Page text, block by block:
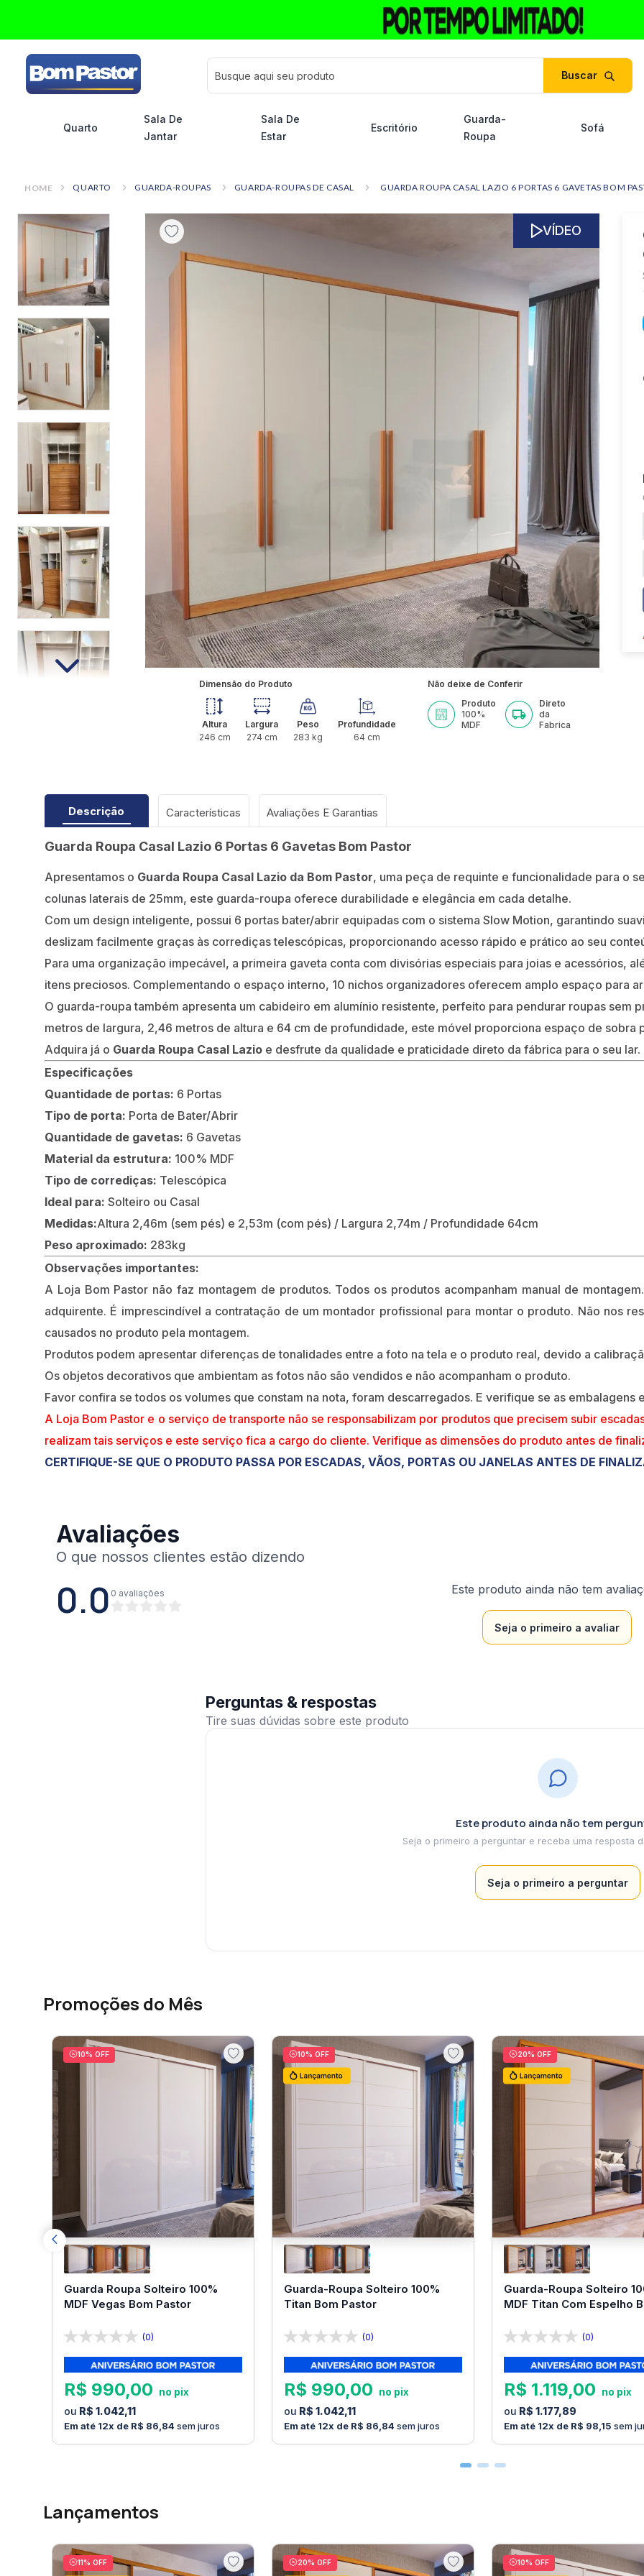
Busque aqui seu produto
Quarto
Sala De
Jantar
Sala De
Estar
Escritório
Guarda-
Roupa
Sofá
QUARTO GUARDA-ROUPAS GUARDA-ROUPAS DE CASAL GUARDA ROUPA CASAL LAZIO 6 PORTAS 6 GAVETAS BOM
VÍDEO
Dimensão do Produto
Altura
246 cm
Largura
274 cm
Peso
283 kg
Profundidade
64 cm
Não deixe de Conferir
Produto
100%
MDF
Direto
da
Fabrica
Descrição Características
Guarda Roupa Casal Lazio 6 Portas 6 Gavetas Bom Pastor
Apresentamos o Guarda Roupa Casal Lazio da Bom Pastor, uma peça de requinte e funcionalidade para o
colunas laterais de 25mm, este guarda-roupa oferece durabilidade e elegância em cada detalhe.
Com um design inteligente, possui 6 portas bater/abrir equipadas com o sistema Slow Motion, garantindo
deslizam facilmente graças às corrediças telescópicas, proporcionando acesso rápido e prático ao seu
Para uma organização impecável, a primeira gaveta conta com divisórias especiais para joias e acessórios,
itens preciosos. Complementando o espaço interno, 10 nichos organizadores oferecem amplo espaço para
O guarda-roupa também apresenta um cabideiro em alumínio resistente, perfeito para pendurar roupas sem
metros de largura, 2,46 metros de altura e 64 cm de profundidade, este móvel proporciona espaço de sobra
Adquira já o Guarda Roupa Casal Lazio e desfrute da qualidade e praticidade direto da fábrica para o seu lar.
Especificações
Quantidade de portas: 6 Portas
Tipo de porta: Porta de Bater/Abrir
Quantidade de gavetas: 6 Gavetas
Material da estrutura: 100% MDF
Tipo de corrediças: Telescópica
Ideal para: Solteiro ou Casal
Medidas:Altura 2,46m (sem pés) e 2,53m (com pés) / Largura 2,74m / Profundidade 64cm
Peso aproximado: 283kg
Observações importantes:
A Loja Bom Pastor não faz montagem de produtos. Todos os produtos acompanham manual de
adquirente. É imprescindível a contratação de um montador profissional para montar o produto. Não nos
causados no produto pela montagem.
Produtos podem apresentar diferenças de tonalidades entre a foto na tela e o produto real, devido a
Os objetos decorativos que ambientam as fotos não são vendidos e não acompanham o produto.
Favor confira se todos os volumes que constam na nota, foram descarregados. E verifique se as
A Loja Bom Pastor e o serviço de transporte não se responsabilizam por produtos que precisem subir
realizam tais serviços e este serviço fica a cargo do cliente. Verifique as dimensões do produto antes de
CERTIFIQUE-SE QUE O PRODUTO PASSA POR ESCADAS, VÃOS, PORTAS OU JANELAS ANTES DE
Avaliações
0.0 0 avaliações Este produto ainda não tem
Seja o primeiro a avaliar
Perguntas & respostas
Este produto ainda não tem
Seja o primeiro a perguntar
Promoções do Mês
10% OFF
Guarda Roupa Solteiro 100%
MDF Vegas Bom Pastor
(0)
R$ 990,00
R$ 1.042,11
12 R$ 86 84sem juros
10% OFF
Guarda-Roupa Solteiro 100%
Titan Bom Pastor
(0)
R$ 990,00
R$ 1.042,11
12 R$ 86 84sem juros
20% OFF
Guarda-Roupa Solteiro
MDF Titan Com Espelho
(0)
R$ 1.119,00
R$ 1.177,89
12 R$ 98 15 sem
Lançamentos
11% OFF 20% OFF 10% OFF